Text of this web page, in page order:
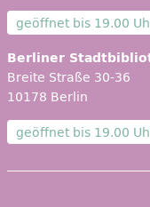
geöffnet bis 19.00
Berliner
Breite Straße 30-36
10178 Berlin
geöffnet bis 19.00